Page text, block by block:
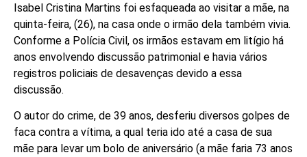
Isabel Cristina Martins foi esfaqueada ao visitar a mãe, na
quinta-feira, (26), na casa onde o irmão dela também vivia.
Conforme a Polícia Civil, os irmãos estavam em litígio há
anos envolvendo discussão patrimonial e havia vários
registros policiais de desavenças devido a essa
discussão.
O autor do crime, de 39 anos, desferiu diversos golpes de
faca contra a vítima, a qual teria ido até a casa de sua
mãe para levar um bolo de aniversário (a mãe faria 73 anos